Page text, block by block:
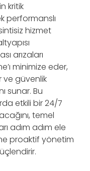
kritik
performanslı
hizmet
arızaları
minimize eder,
ve güvenlik
sunar. Bu
etkili bir 24/7
temel
adım adım ele
proaktif yönetim